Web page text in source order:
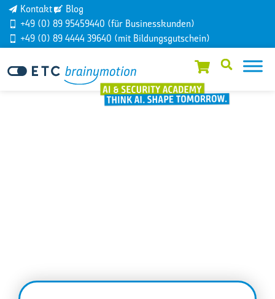
Kontakt
Blog
+49 (0) 89 95459440 (für Businesskunden)
+49 (0) 89 4444 39640 (mit Bildungsgutschein)